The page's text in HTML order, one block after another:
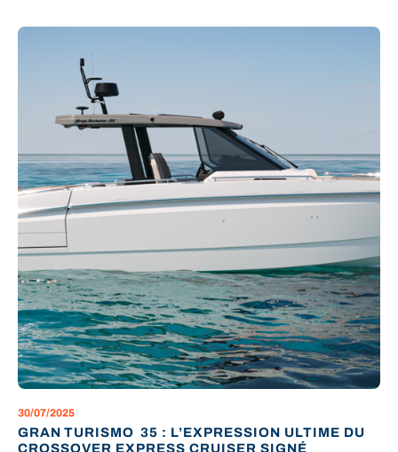
30/07/2025
GRAN TURISMO 35 : L’EXPRESSION ULTIME DU
CROSSOVER EXPRESS CRUISER SIGNÉ